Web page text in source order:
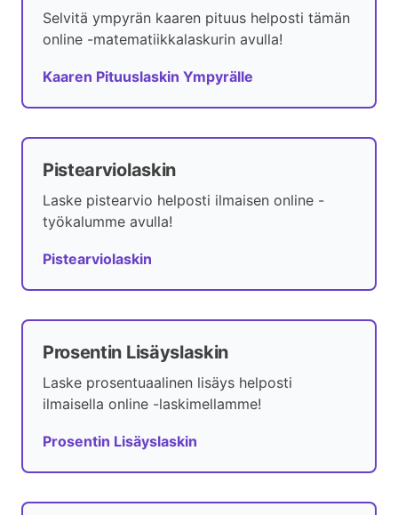
Selvitä ympyrän kaaren pituus helposti tämän
online -matematiikkalaskurin avulla!
Kaaren Pituuslaskin Ympyrälle
Pistearviolaskin
Laske pistearvio helposti ilmaisen online -
työkalumme avulla!
Pistearviolaskin
Prosentin Lisäyslaskin
Laske prosentuaalinen lisäys helposti
ilmaisella online -laskimellamme!
Prosentin Lisäyslaskin